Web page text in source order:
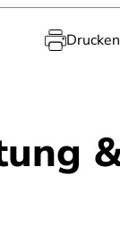
Drucken